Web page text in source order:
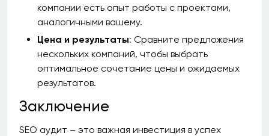
компании есть опыт работы с проектами,
аналогичными вашему.
Цена и результаты: Сравните предложения
нескольких компаний, чтобы выбрать
оптимальное сочетание цены и ожидаемых
результатов.
Заключение
SEO аудит – это важная инвестиция в успех